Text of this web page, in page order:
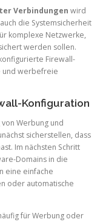
Verbindungen wird
die Systemsicherheit
komplexe Netzwerke,
werden sollen.
Firewall-
und werbefreie
Konfiguration
Werbung und
sicherstellen, dass
Im nächsten Schritt
Domains in die
eine einfache
oder automatische
für Werbung oder